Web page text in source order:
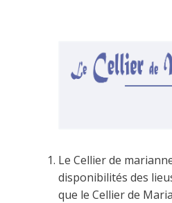
Le Cellier de
disponibilités des
que le Cellier de